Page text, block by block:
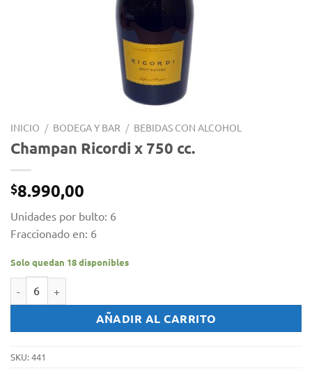
INICIO / BODEGA Y BAR / BEBIDAS CON ALCOHOL
Champan Ricordi x 750 cc.
$8.990,00
Unidades por bulto: 6
Fraccionado en: 6
Solo quedan 18 disponibles
Champan Ricordi x 750 cc. cantidad
AÑADIR AL CARRITO
SKU:441